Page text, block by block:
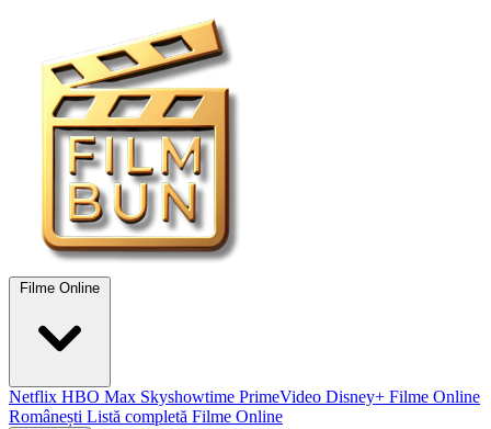
Filme Online
Netflix HBO Max Skyshowtime PrimeVideo Disney+ Filme Online
Românești Listă completă Filme Online